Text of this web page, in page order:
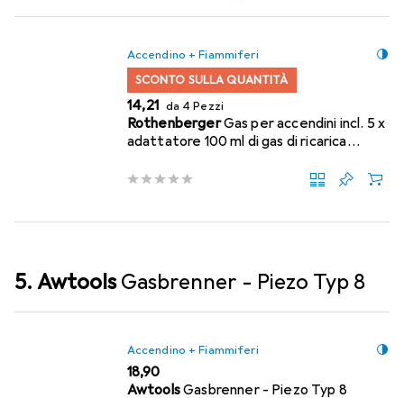
Accendino + Fiammiferi
SCONTO SULLA QUANTITÀ
EUR
14,21 da 4 Pezzi
RothenbergerGas per accendini incl. 5 x
adattatore 100 ml di gas di ricarica
5. AwtoolsGasbrenner - Piezo Typ 8
Accendino + Fiammiferi
EUR
18,90
AwtoolsGasbrenner - Piezo Typ 8